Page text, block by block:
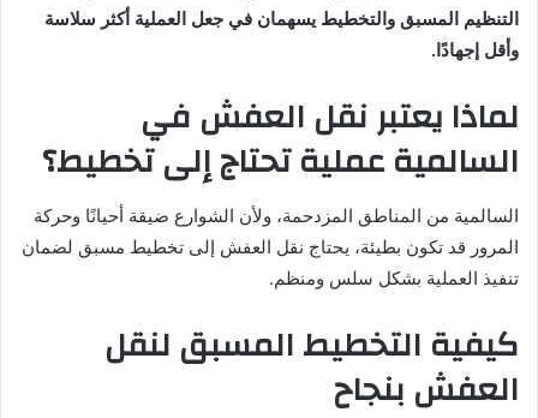
التنظيم المسبق والتخطيط يسهمان في جعل العملية أكثر سلاسة
وأقل إجهادًا.
لماذا يعتبر نقل العفش في
السالمية عملية تحتاج إلى تخطيط؟
السالمية من المناطق المزدحمة، ولأن الشوارع ضيقة أحيانًا وحركة
المرور قد تكون بطيئة، يحتاج نقل العفش إلى تخطيط مسبق لضمان
تنفيذ العملية بشكل سلس ومنظم.
كيفية التخطيط المسبق لنقل
العفش بنجاح